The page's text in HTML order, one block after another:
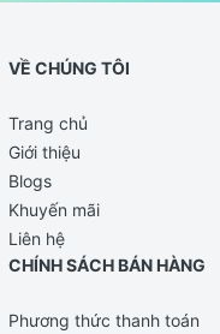
VỀ CHÚNG TÔI
Trang chủ
Giới thiệu
Blogs
Khuyến mãi
Liên hệ
CHÍNH SÁCH BÁN HÀNG
Phương thức thanh toán